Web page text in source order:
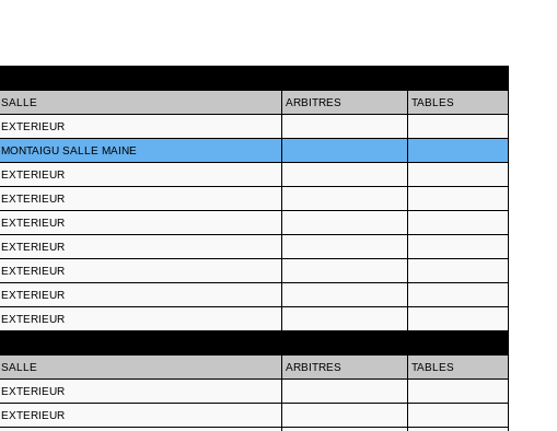
SALLE ARBITRES
TABLES
EXTERIEUR
MONTAIGU SALLE MAINE
EXTERIEUR
EXTERIEUR
EXTERIEUR
EXTERIEUR
EXTERIEUR
EXTERIEUR
EXTERIEUR
SALLE ARBITRES
TABLES
EXTERIEUR
EXTERIEUR